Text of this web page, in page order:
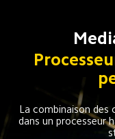
La combinaison
dans un processeur